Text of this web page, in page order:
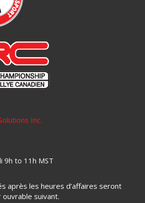
Inc.
9h to 11h MST
après les heures d’affaires seront
suivant.